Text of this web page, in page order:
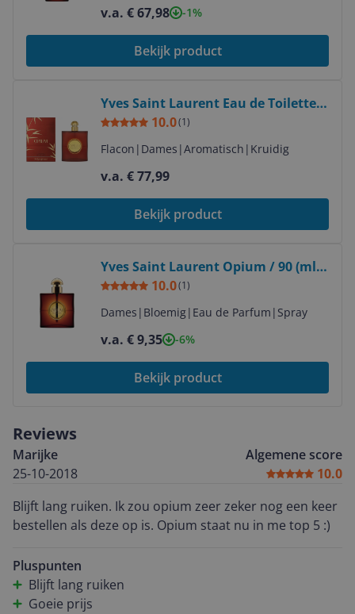
v.a. € 67,98 -1%
Bekijk product
Yves Saint Laurent Eau de Toilette /
90ml / Women
10.0(1)
Flacon | Dames |Aromatisch | Kruidig
v.a. € 77,99
Bekijk product
Yves Saint Laurent Opium / 90 (ml) /
Women 10.0(1)
Dames | Bloemig| Eau de Parfum | Spray
v.a. € 9,35 -6%
Bekijk product
Reviews
Marijke
25-10-2018
Algemene score
10.0
Blijft lang ruiken. Ik zou opium zeer zeker nog een keer
bestellen als deze op is. Opium staat nu in me top 5 :)
Pluspunten
Blijft lang ruiken
Goeie prijs